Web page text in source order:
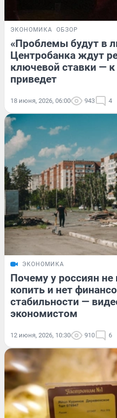
ЭКОНОМИКА ОБЗОР
«Проблемы будут в
Центробанка ждут
ключевой ставки —
приведет
18 июня, 2026, 06:00 943 4
ЭКОНОМИКА
Почему у россиян не
копить и нет
стабильности —
экономистом
12 июня, 2026, 10:30 910 6